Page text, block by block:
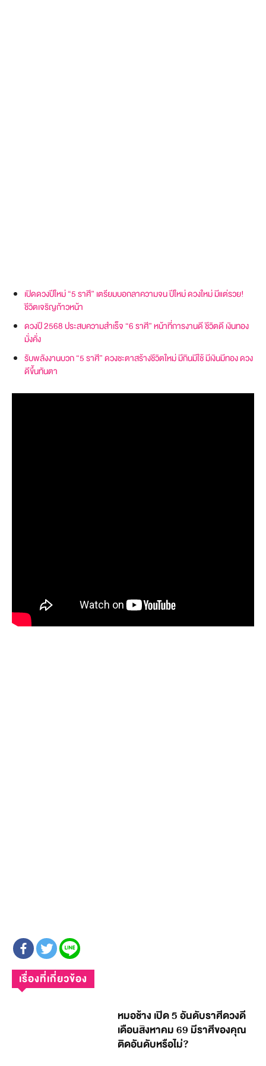
เปิดดวงปีใหม่ “5 ราศี” เตรียมบอกลาความจน ปีใหม่ ดวงใหม่ มีแต่รวย!
ชีวิตเจริญก้าวหน้า
ดวงปี 2568 ประสบความสำเร็จ “6 ราศี” หน้าที่การงานดี ชีวิตดี เงินทอง
มั่งคั่ง
รับพลังงานบวก “5 ราศี” ดวงชะตาสร้างชีวิตใหม่ มีกินมีใช้ มีเงินมีทอง ดวง
ดีขึ้นทันตา
เรื่องที่เกี่ยวข้อง
หมอช้าง เปิด 5 อันดับราศีดวงดี
เดือนสิงหาคม 69 มีราศีของคุณ
ติดอันดับหรือไม่?